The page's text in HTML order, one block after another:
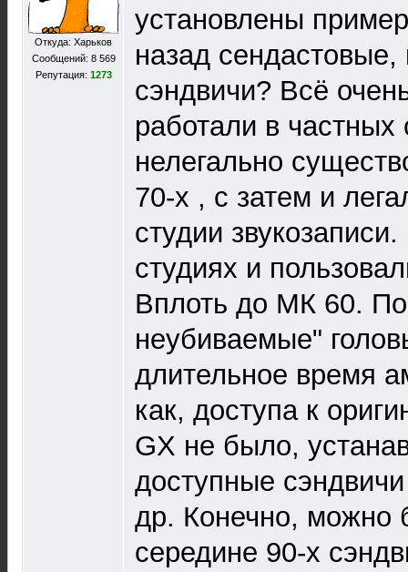
Откуда: Харьков
Сообщений: 8 569
Репутация: 1273
установлены
назад сендастовые,
сэндвичи? Всё
работали в частных
нелегально
70-х , с затем и
студии
студиях и
Вплоть до МК 60.
неубиваемые"
длительное время
как, доступа к
GX не было,
доступные
др. Конечно, можно
середине 90-х